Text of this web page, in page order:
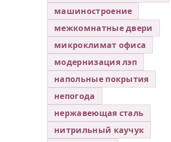
машиностроение
межкомнатные двери
микроклимат офиса
модернизация лэп
напольные покрытия
непогода
нержавеющая сталь
нитрильный каучук